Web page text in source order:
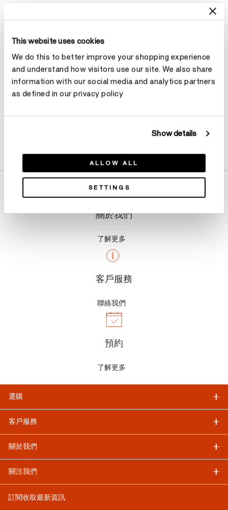
This website uses cookies
We do this to better improve your shopping experience
and understand how visitors use our site. We also share
information with our social media and analytics partners
as defined in our privacy policy
Show details
ALLOW ALL
SETTINGS
已選擇
關於我們
了解更多
客戶服務
聯絡我們
預約
了解更多
選購
客戶服務
關於我們
關注我們
訂閱收取最新資訊